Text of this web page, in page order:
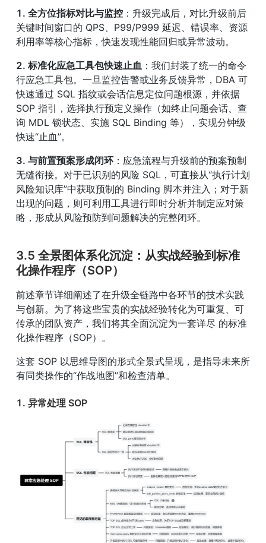
1. 全方位指标对比与监控 ：升级完成后，对比升级前后
关键时间窗口的 QPS、P99/P999 延迟、错误率、资源
利用率等核心指标，快速发现性能回归或异常波动。
2. 标准化应急工具包快速止血 ：我们封装了统一的命令
行应急工具包。一旦监控告警或业务反馈异常，DBA 可
快速通过 SQL 指纹或会话信息定位问题根源，并依据
SOP 指引，选择执行预定义操作（如终止问题会话、查
询 MDL 锁状态、实施 SQL Binding 等），实现分钟级
快速“止血”。
3. 与前置预案形成闭环：应急流程与升级前的预案预制
无缝衔接。对于已识别的风险 SQL，可直接从“执行计划
风险知识库”中获取预制的 Binding 脚本并注入；对于新
出现的问题，则可利用工具进行即时分析并制定应对策
略，形成从风险预防到问题解决的完整闭环。
3.5 全景图体系化沉淀：从实战经验到标准
化操作程序（SOP）
前述章节详细阐述了在升级全链路中各环节的技术实践
与创新。为了将这些宝贵的实战经验转化为可重复、可
传承的团队资产，我们将其全面沉淀为一套详尽 的标准
化操作程序（SOP）。
这套 SOP 以思维导图的形式全景式呈现，是指导未来所
有同类操作的“作战地图”和检查清单。
1. 异常处理 SOP